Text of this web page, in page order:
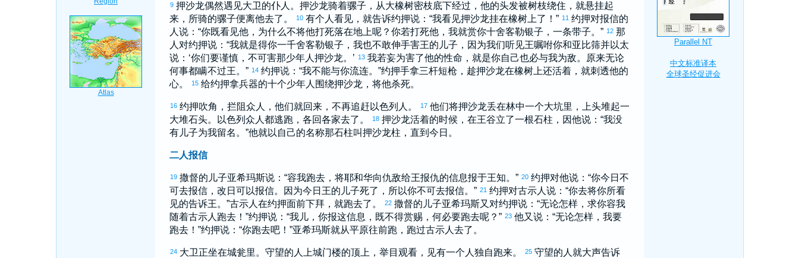
9 押沙龙偶然遇见大卫的仆人。 押沙龙骑着骡子，从大橡树密枝底下经过，他的头发被树枝绕住，就悬挂起
来，所骑的骡子便离他去了。
10 有个人看见，就告诉约押说：“我看见押沙龙挂在橡树上了！” 11 约押对报信的
人说：“你既看见他，为什么不将他打死落在地上呢？你若打死他，我就赏你十舍客勒银子，一条带子。” 12 那
人对约押说：“我就是得你一千舍客勒银子，我也不敢伸手害王的儿子，因为我们听见王嘱咐你和亚比筛并以太
说：‘你们要谨慎，不可害那少年人 押沙龙。’ 13 我若妄为害了他的性命，就是你自己也必与我为敌。原来无论
何事都瞒不过王。” 14 约押说：“我不能与你流连。”约押手拿三杆短枪，趁押沙龙在橡树上还活着，就刺透他的
心。
15 给约押拿兵器的十个少年人围绕押沙龙 ，将他杀死。
16 约押吹角，拦阻众人，他们就回来，不再追赶以色列 人。 17 他们将押沙龙丢在林中一个大坑里，上头堆起一
大堆石头。
以色列 众人都逃跑，各回各家去了。 18 押沙龙活着的时候，在王谷立了一根石柱，因他说：“我没
有儿子为我留名。”他就以自己的名称那石柱叫押沙龙柱，直到今日。
二人报信
19 撒督的儿子亚希玛斯说：“容我跑去，将耶和华向仇敌给王报仇的信息报于王知。” 20 约押对他说：“你今日不
可去报信，改日可以报信。因为今日王的儿子死了，所以你不可去报信。” 21 约押对古示人说：“你去将你所看
见的告诉王。”古示人在约押面前下拜，就跑去了。 22 撒督的儿子亚希玛斯又对约押说：“无论怎样，求你容我
随着古示人跑去！”约押说：“我儿，你报这信息，既不得赏赐，何必要跑去呢？” 23 他又说：“无论怎样，我要
跑去！”约押说：“你跑去吧！”亚希玛斯就从平原往前跑，跑过古示人去了。
24 大卫正坐在城瓮里。守望的人上城门楼的顶上，举目观看，见有一个人独自跑来。 25 守望的人就大声告诉